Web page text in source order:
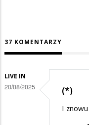
37 KOMENTARZY
LIVE IN
20/08/2025 (*)
I znowu